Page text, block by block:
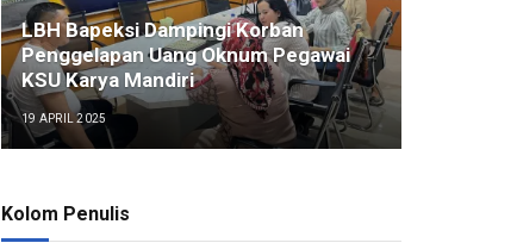
LBH Bapeksi Dampingi Korban
Penggelapan Uang Oknum Pegawai
KSU Karya Mandiri
19 APRIL 2025
Kolom Penulis